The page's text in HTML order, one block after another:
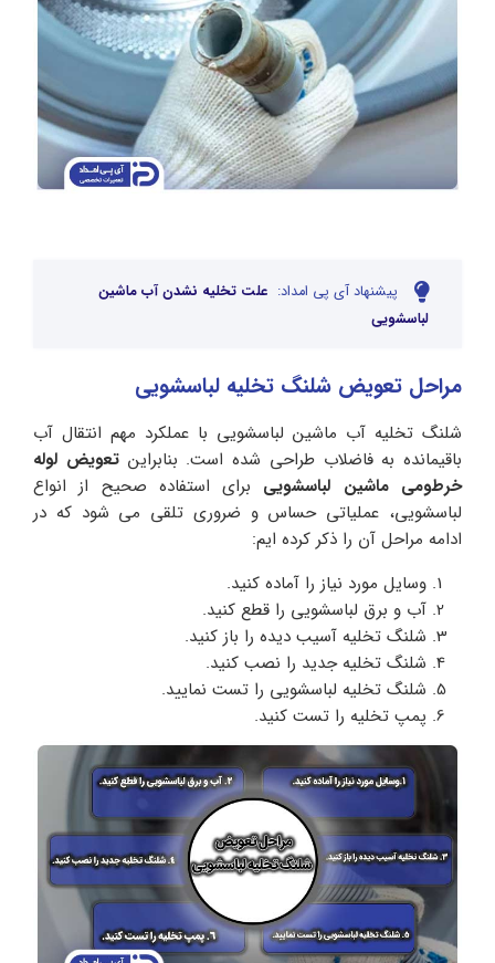
پیشنهاد آی پی امداد: علت تخلیه نشدن آب ماشین
لباسشویی
مراحل تعویض شلنگ تخلیه لباسشویی
شلنگ تخلیه آب ماشین لباسشویی با عملکرد مهم انتقال آب
باقیمانده به فاضلاب طراحی شده است. بنابراین تعویض لوله
خرطومی ماشین لباسشویی برای استفاده صحیح از انواع
لباسشویی، عملیاتی حساس و ضروری تلقی می شود که در
ادامه مراحل آن را ذکر کرده ایم:
وسایل مورد نیاز را آماده کنید.
آب و برق لباسشویی را قطع کنید.
شلنگ تخلیه آسیب دیده را باز کنید.
شلنگ تخلیه جدید را نصب کنید.
شلنگ تخلیه لباسشویی را تست نمایید.
پمپ تخلیه را تست کنید.